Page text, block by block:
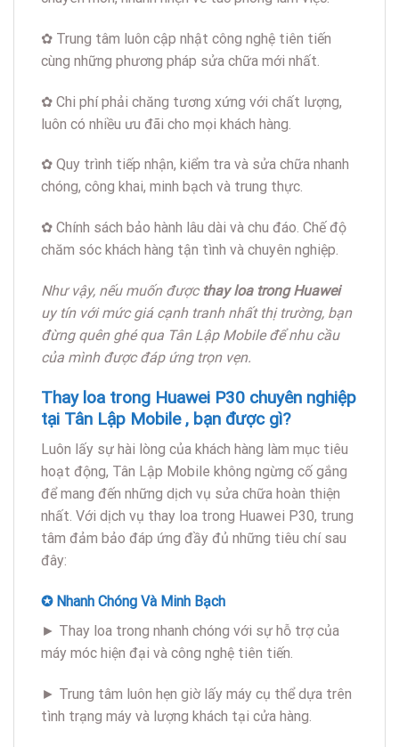
✿ Trung tâm luôn cập nhật công nghệ tiên tiến
cùng những phương pháp sửa chữa mới nhất.
✿ Chi phí phải chăng tương xứng với chất lượng,
luôn có nhiều ưu đãi cho mọi khách hàng.
✿ Quy trình tiếp nhận, kiểm tra và sửa chữa nhanh
chóng, công khai, minh bạch và trung thực.
✿ Chính sách bảo hành lâu dài và chu đáo. Chế độ
chăm sóc khách hàng tận tình và chuyên nghiệp.
Như vậy, nếu muốn được thay loa trong Huawei
uy tín với mức giá cạnh tranh nhất thị trường, bạn
đừng quên ghé qua Tân Lập Mobile để nhu cầu
của mình được đáp ứng trọn vẹn.
Thay loa trong Huawei P30 chuyên nghiệp
tại Tân Lập Mobile , bạn được gì?
Luôn lấy sự hài lòng của khách hàng làm mục tiêu
hoạt động, Tân Lập Mobile không ngừng cố gắng
để mang đến những dịch vụ sửa chữa hoàn thiện
nhất. Với dịch vụ thay loa trong Huawei P30, trung
tâm đảm bảo đáp ứng đầy đủ những tiêu chí sau
đây:
✪ Nhanh Chóng Và Minh Bạch
► Thay loa trong nhanh chóng với sự hỗ trợ của
máy móc hiện đại và công nghệ tiên tiến.
► Trung tâm luôn hẹn giờ lấy máy cụ thể dựa trên
tình trạng máy và lượng khách tại cửa hàng.